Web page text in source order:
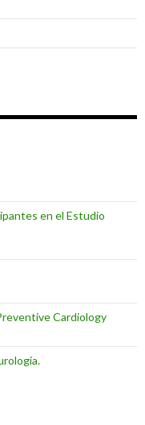
en el Estudio
Cardiology